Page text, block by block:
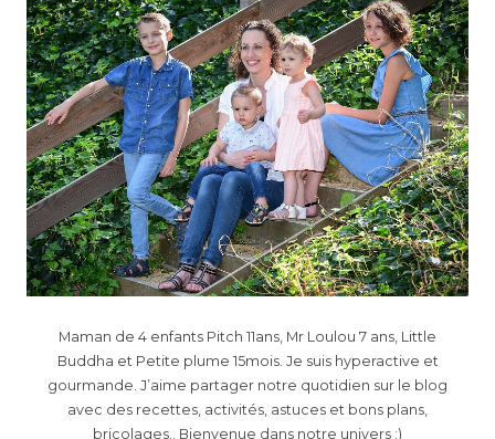
Maman de 4 enfants Pitch 11ans, Mr Loulou 7 ans, Little
Buddha et Petite plume 15mois. Je suis hyperactive et
gourmande. J’aime partager notre quotidien sur le blog
avec des recettes, activités, astuces et bons plans,
bricolages.. Bienvenue dans notre univers :)